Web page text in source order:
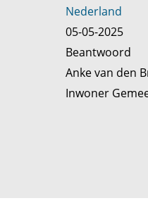
Nederland
05-05-2025
Beantwoord
Anke van den
Inwoner